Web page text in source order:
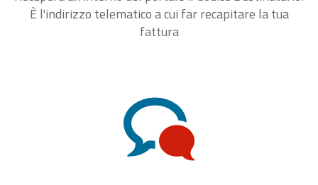
È l'indirizzo telematico a cui far recapitare la tua
fattura